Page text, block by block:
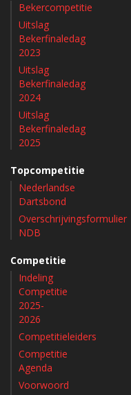
Bekercompetitie
Uitslag
Bekerfinaledag
2023
Uitslag
Bekerfinaledag
2024
Uitslag
Bekerfinaledag
2025
Topcompetitie
Nederlandse
Dartsbond
Overschrijvingsformulier
NDB
Competitie
Indeling
Competitie
2025-
2026
Competitieleiders
Competitie
Agenda
Voorwoord